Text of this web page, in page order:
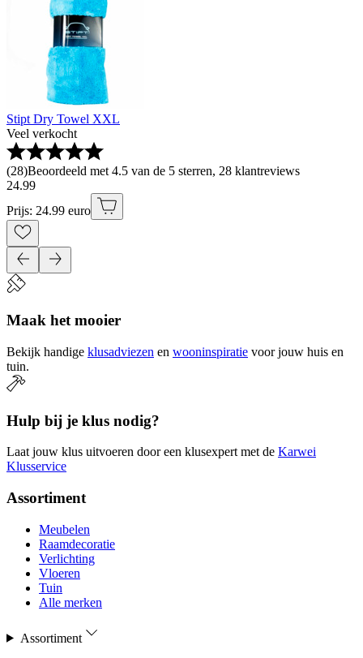
Stipt Dry Towel XXL
Veel verkocht
(28)Beoordeeld met 4.5 van de 5 sterren, 28 klantreviews
24.99
Prijs: 24.99 euro
Maak het mooier
Bekijk handige klusadviezen en wooninspiratie voor jouw huis en
tuin.
Hulp bij je klus nodig?
Laat jouw klus uitvoeren door een klusexpert met de Karwei
Klusservice
Assortiment
Meubelen
Raamdecoratie
Verlichting
Vloeren
Tuin
Alle merken
Assortiment